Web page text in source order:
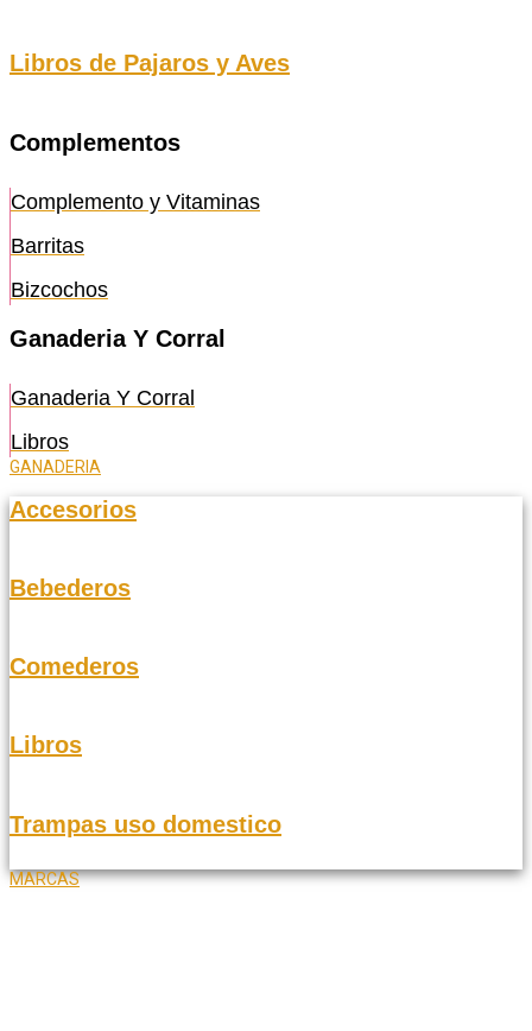
Libros de Pajaros y Aves
Complementos
Complemento y Vitaminas
Barritas
Bizcochos
Ganaderia Y Corral
Ganaderia Y Corral
Libros
GANADERIA
Accesorios
Bebederos
Comederos
Libros
Trampas uso domestico
MARCAS